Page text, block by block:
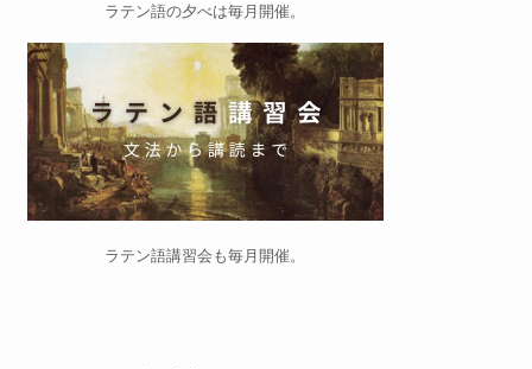
ラテン語の夕べは毎月開催。
ラテン語講習会 も毎月開催。